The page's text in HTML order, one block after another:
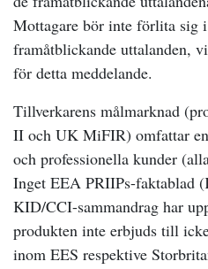
Mottagare bör inte förlita sig
framåtblickande uttalanden,
för detta meddelande.
Tillverkarens målmarknad
II och UK MiFIR) omfattar
och professionella kunder
Inget EEA PRIIPs-faktablad
KID/CCI-sammandrag har
produkten inte erbjuds till
inom EES respektive